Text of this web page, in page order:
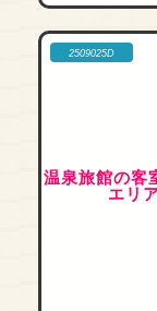
2509025D
温泉旅館の客
エリ